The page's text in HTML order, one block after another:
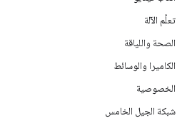
تعلُم الآلة
الصحة واللياقة
الكاميرا والوسائط
الخصوصية
شبكة الجيل الخامس